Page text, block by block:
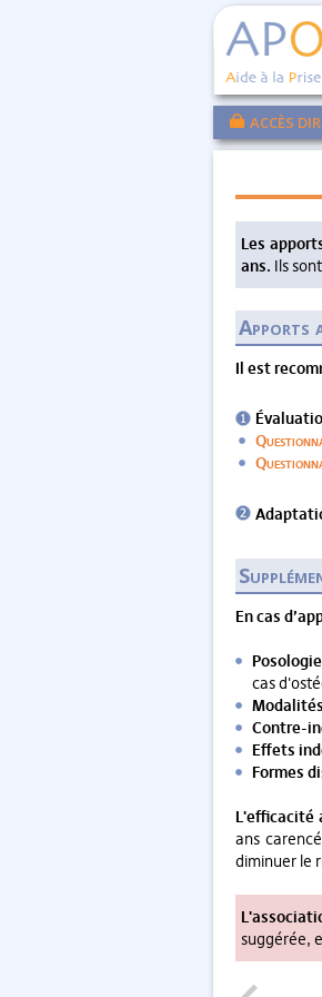
ACCÈS
Les
ans. Ils
Apports
Il est
En cas
Posologie
cas
Contre-
Effets
Formes
L'efficacité
ans
diminuer le
suggérée,